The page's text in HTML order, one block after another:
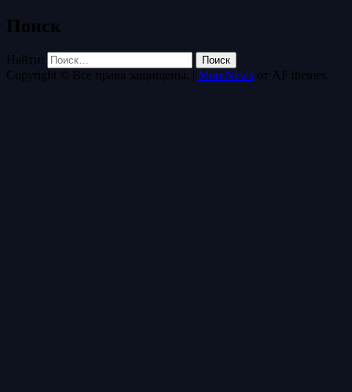
Поиск
Найти:
Copyright © Все права защищены. | MoreNews от AF themes.